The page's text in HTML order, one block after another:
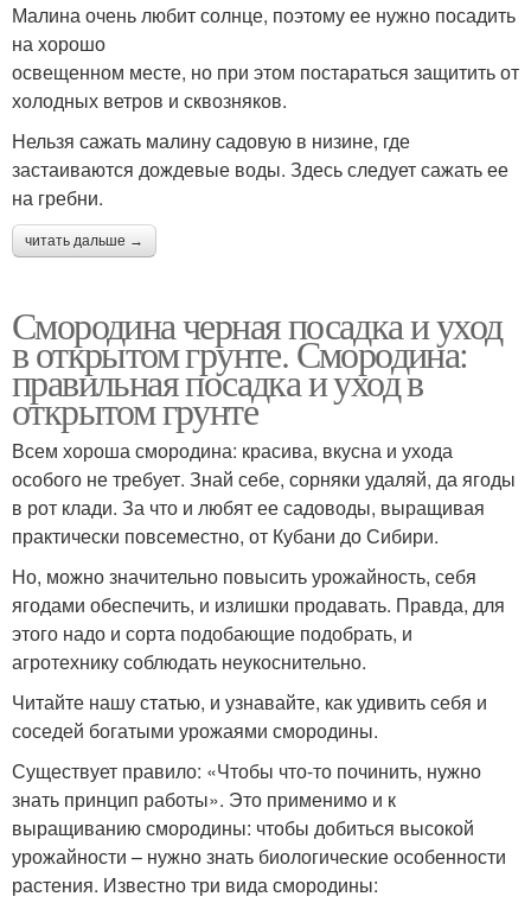
Малина очень любит солнце, поэтому ее нужно посадить
на хорошо
освещенном месте, но при этом постараться защитить от
холодных ветров и сквозняков.
Нельзя сажать малину садовую в низине, где
застаиваются дождевые воды. Здесь следует сажать ее
на гребни.
читать дальше →
Смородина черная посадка и уход
в открытом грунте. Смородина:
правильная посадка и уход в
открытом грунте
Всем хороша смородина: красива, вкусна и ухода
особого не требует. Знай себе, сорняки удаляй, да ягоды
в рот клади. За что и любят ее садоводы, выращивая
практически повсеместно, от Кубани до Сибири.
Но, можно значительно повысить урожайность, себя
ягодами обеспечить, и излишки продавать. Правда, для
этого надо и сорта подобающие подобрать, и
агротехнику соблюдать неукоснительно.
Читайте нашу статью, и узнавайте, как удивить себя и
соседей богатыми урожаями смородины.
Существует правило: «Чтобы что-то починить, нужно
знать принцип работы». Это применимо и к
выращиванию смородины: чтобы добиться высокой
урожайности – нужно знать биологические особенности
растения. Известно три вида смородины: